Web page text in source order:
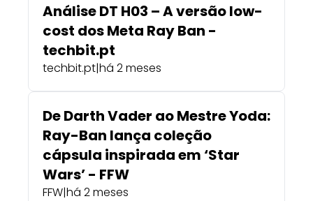
Análise DT H03 – A versão low-
cost dos Meta Ray Ban -
techbit.pt
techbit.pt|há 2 meses
De Darth Vader ao Mestre Yoda:
Ray-Ban lança coleção
cápsula inspirada em ‘Star
Wars’ - FFW
FFW|há 2 meses